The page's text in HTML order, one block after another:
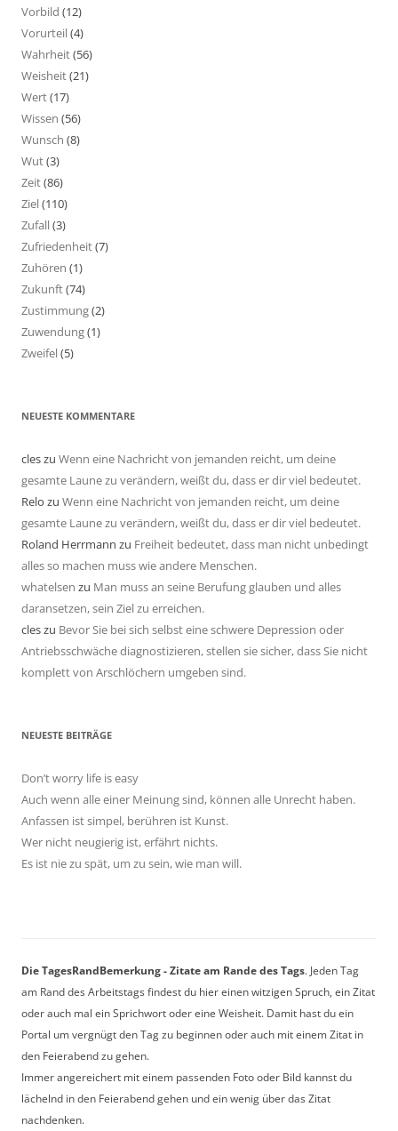
Vorbild (12)
Vorurteil(4)
Wahrheit(56)
Weisheit(21)
Wert(17)
Wissen (56)
Wunsch (8)
Wut(3)
Zeit(86)
Ziel(110)
Zufall(3)
Zufriedenheit(7)
Zuhören (1)
Zukunft(74)
Zustimmung(2)
Zuwendung(1)
Zweifel(5)
NEUESTE KOMMENTARE
cleszu Wenn eine Nachricht von jemanden reicht, um deine
gesamte Laune zu verändern, weißt du, dass er dir viel bedeutet.
Relo zu Wenn eine Nachricht von jemanden reicht, um deine
gesamte Laune zu verändern, weißt du, dass er dir viel bedeutet.
Roland Herrmann zu Freiheit bedeutet, dass man nicht unbedingt
alles so machen muss wie andere Menschen.
whatelsen zu Man muss an seine Berufung glauben und alles
daransetzen, sein Ziel zu erreichen.
cleszu Bevor Sie bei sich selbst eine schwere Depression oder
Antriebsschwäche diagnostizieren, stellen sie sicher, dass Sie nicht
komplett von Arschlöchern umgeben sind.
NEUESTE BEITRÄGE
Don’t worry life is easy
Auch wenn alle einer Meinung sind, können alle Unrecht haben.
Anfassen ist simpel, berühren ist Kunst.
Wer nicht neugierig ist, erfährt nichts.
Es ist nie zu spät, um zu sein, wie man will.
Die TagesRandBemerkung - Zitate am Rande des Tags. Jeden Tag
am Rand des Arbeitstags findest du hier einen witzigen Spruch, ein Zitat
oder auch mal ein Sprichwort oder eine Weisheit. Damit hast du ein
Portal um vergnügt den Tag zu beginnen oder auch mit einem Zitat in
den Feierabend zu gehen.
Immer angereichert mit einem passenden Foto oder Bild kannst du
lächelnd in den Feierabend gehen und ein wenig über das Zitat
nachdenken.